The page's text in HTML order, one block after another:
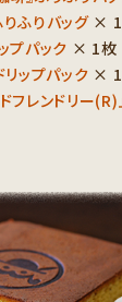
ふりバッグ× 1
プパック × 1枚
リップパック ×
レンドリー(R)